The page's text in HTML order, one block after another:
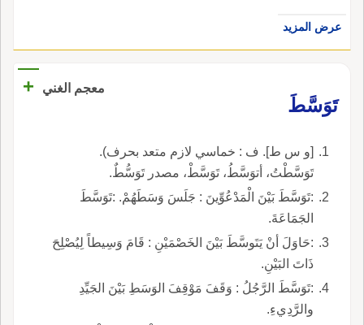
عرض المزيد
معجم الغني
+
تَوَسَّطَ
[و س ط]. ف : خماسي لازم متعد بحرف).
تَوَسَّطْتُ، أتوَسَّطُ، تَوَسَّطْ، مصدر تَوَسُّطٌ.
:تَوَسَّطَ بَيْنَ الْمَدْعُوِّينَ : جَلَسَ وَسَطَهُمْ. :تَوَسَّطَ
الجَمَاعَةَ.
:حَاوَلَ أنْ يَتَوسَّطَ بَيْنَ الخَصْمَيْنِ : قَامَ وَسِيطاً لِيُصْلِحَ
ذَاتَ البَيْنِ.
:تَوَسَّطَ الرَّجُلُ : وَقَفَ مَوْقِفَ الوَسَطِ بَيْنَ الجَيِّدِ
والرَّدِيءِ.